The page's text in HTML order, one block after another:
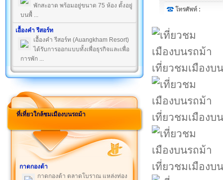
พักสะอาด พร้อมอยู่ขนาด 75 ห้อง ตั้งอยู่
บนพื้ ...
เอื้องคำ รีสอร์ท
เอื้องคำ รีสอร์ท (Auangkham Resort)
ได้รับการออกแบบทั้งเพื่อธุรกิจและเพื่อ
การพัก ...
ที่เที่ยวใกล้ชมเมืองบนรถม้า
กาดกองต้า
กาดกองต้า ตลาดโบราณ แหล่งท่อง
โทรศัพท์ :
เที่ยวชมเมืองบ
เที่ยวชมเมืองบ
เที่ยวชมเมืองบ